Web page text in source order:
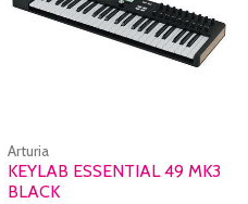
Arturia
KEYLAB ESSENTIAL 49 MK3
BLACK